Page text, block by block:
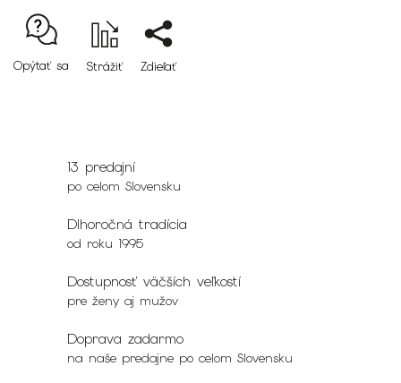
Opýtať sa Strážiť Zdieľať
13 predajní
po celom Slovensku
Dlhoročná tradícia
od roku 1995
Dostupnosť väčších veľkostí
pre ženy aj mužov
Doprava zadarmo
na naše predajne po celom Slovensku